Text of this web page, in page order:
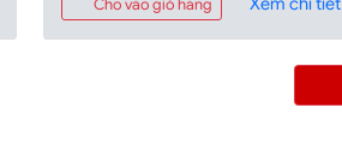
Cho vào giỏ hàng